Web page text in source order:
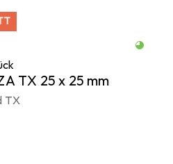
TX 25 x 25 mm
TX